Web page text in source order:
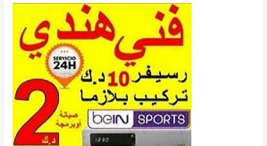
إشتراك
القنوات
97360525